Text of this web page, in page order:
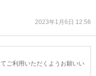
2023年1月6日 12:56
ご利用いただくようお願いい